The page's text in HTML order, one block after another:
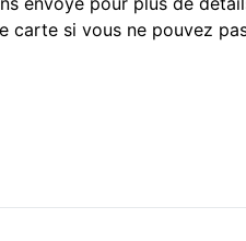
carte si vous ne pouvez